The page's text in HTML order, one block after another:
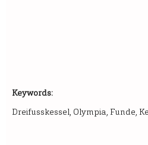
Keywords:
Dreifusskessel, Olympia, Funde,